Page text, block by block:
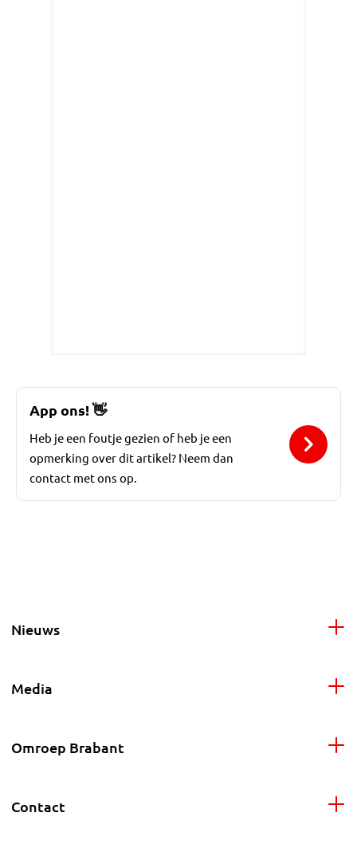
App ons!👋
Heb je een foutje gezien of heb je een
opmerking over dit artikel? Neem dan
contact met ons op.
Nieuws
Media
Omroep Brabant
Contact